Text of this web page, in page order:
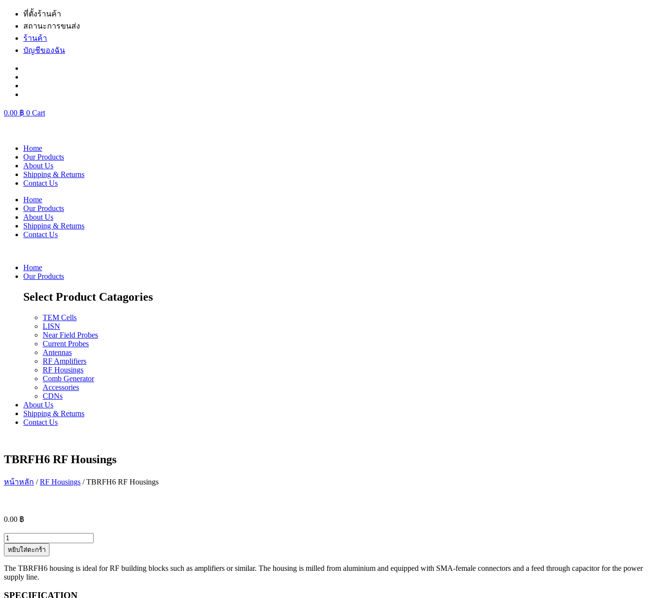
Skip
content
ที่ตั้งร้านค้า
สถานะการขนส่ง
ร้านค้า
บัญชีของฉัน
0.00 ฿ 0 Cart
Home
Our Products
About Us
Shipping & Returns
Contact Us
Home
Our Products
About Us
Shipping & Returns
Contact Us
Home
Our Products
Select Product Catagories
TEM Cells
LISN
Near Field Probes
Current Probes
Antennas
RF Amplifiers
RF Housings
Comb Generator
Accessories
CDNs
About Us
Shipping & Returns
Contact Us
TBRFH6 RF Housings
หน้าหลัก /RF Housings / TBRFH6 RF Housings
0.00 ฿
จำนวน
TBRFH6
RF
Housings
ชิ้น
หยิบใส่ตะกร้า
The TBRFH6 housing is ideal for RF building blocks such as amplifiers or similar. The housing is milled from aluminium and equipped with SMA-female connectors and a feed through capacitor for the power
supply line.
SPECIFICATION